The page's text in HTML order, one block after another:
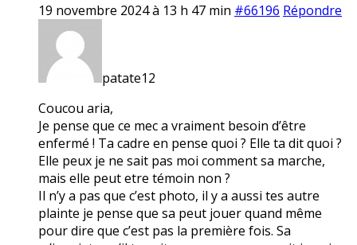
19 novembre 2024 à 13 h 47 min #66196 Répondre
patate12
Coucou aria,
Je pense que ce mec a vraiment besoin d’être
enfermé ! Ta cadre en pense quoi ? Elle ta dit quoi ?
Elle peux je ne sait pas moi comment sa marche,
mais elle peut etre témoin non ?
Il n’y a pas que c’est photo, il y a aussi tes autre
plainte je pense que sa peut jouer quand même
pour dire que c’est pas la première fois. Sa